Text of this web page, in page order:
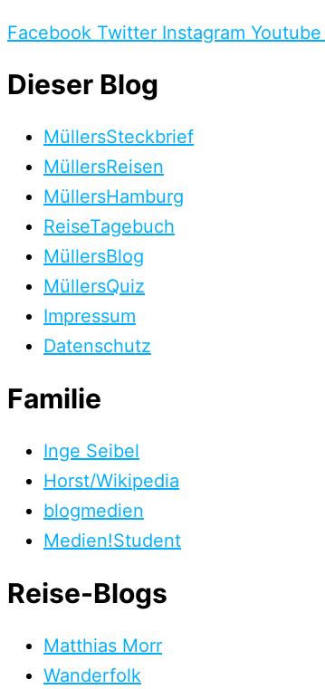
Facebook Twitter Instagram Youtube
Dieser Blog
MüllersSteckbrief
MüllersReisen
MüllersHamburg
ReiseTagebuch
MüllersBlog
MüllersQuiz
Impressum
Datenschutz
Familie
Inge Seibel
Horst/Wikipedia
blogmedien
Medien!Student
Reise-Blogs
Matthias Morr
Wanderfolk